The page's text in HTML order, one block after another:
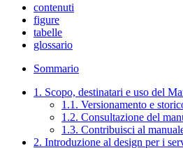
contenuti
figure
tabelle
glossario
Sommario
1. Scopo, destinatari e uso del
1.1. Versionamento e
1.2. Consultazione del
1.3. Contribuisci al
2. Introduzione al design per i